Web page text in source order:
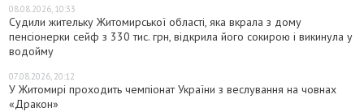
08.08.2026, 10:33
Судили жительку Житомирської області, яка вкрала з дому
пенсіонерки сейф з 330 тис. грн, відкрила його сокирою і викинула у
водойму
07.08.2026, 20:12
У Житомирі проходить чемпіонат України з веслування на човнах
«Дракон»